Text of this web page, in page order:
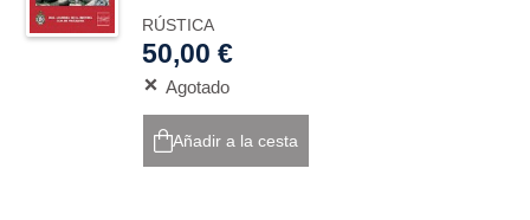
RÚSTICA
50,00 €
Agotado
Añadir a la cesta